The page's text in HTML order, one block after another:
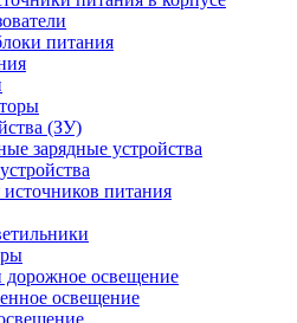
питания
(ЗУ)
зарядные устройства
питания
дорожное освещение
освещение